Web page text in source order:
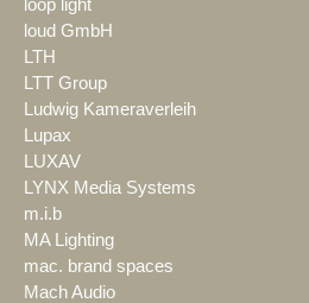
loop light
loud GmbH
LTH
LTT Group
Ludwig Kameraverleih
Lupax
LUXAV
LYNX Media Systems
m.i.b
MA Lighting
mac. brand spaces
Mach Audio